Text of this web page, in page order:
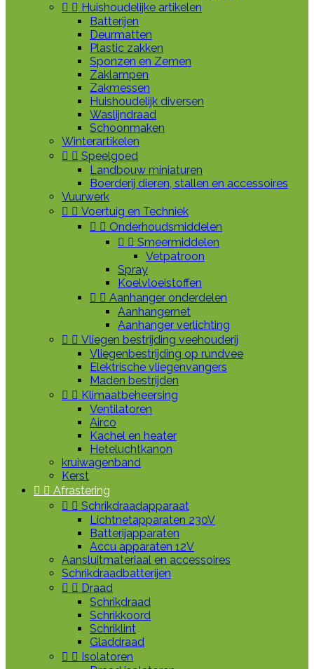
  Huishoudelijke artikelen
Batterijen
Deurmatten
Plastic zakken
Sponzen en Zemen
Zaklampen
Zakmessen
Huishoudelijk diversen
Waslijndraad
Schoonmaken
Winterartikelen
  Speelgoed
Landbouw miniaturen
Boerderij dieren, stallen en accessoires
Vuurwerk
  Voertuig en Techniek
  Onderhoudsmiddelen
  Smeermiddelen
Vetpatroon
Spray
Koelvloeistoffen
  Aanhanger onderdelen
Aanhangernet
Aanhanger verlichting
  Vliegen bestrijding veehouderij
Vliegenbestrijding op rundvee
Elektrische vliegenvangers
Maden bestrijden
  Klimaatbeheersing
Ventilatoren
Airco
Kachel en heater
Heteluchtkanon
kruiwagenband
Kerst
  Afrastering
  Schrikdraadapparaat
Lichtnetapparaten 230V
Batterijapparaten
Accu apparaten 12V
Aansluitmateriaal en accessoires
Schrikdraadbatterijen
  Draad
Schrikdraad
Schrikkoord
Schriklint
Gladdraad
  Isolatoren